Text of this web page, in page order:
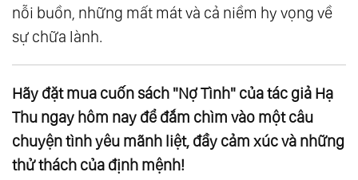
nỗi buồn, những mất mát và cả niềm hy vọng về
sự chữa lành.
Hãy đặt mua cuốn sách "Nợ Tình" của tác giả Hạ
Thu ngay hôm nay để đắm chìm vào một câu
chuyện tình yêu mãnh liệt, đầy cảm xúc và những
thử thách của định mệnh!